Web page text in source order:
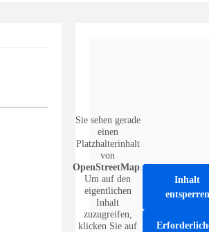
Sie sehen gerade
einen
Platzhalterinhalt
von
OpenStreetMap.
Um auf den
eigentlichen
Inhalt
zuzugreifen,
klicken Sie auf
Inhalt
entsperren